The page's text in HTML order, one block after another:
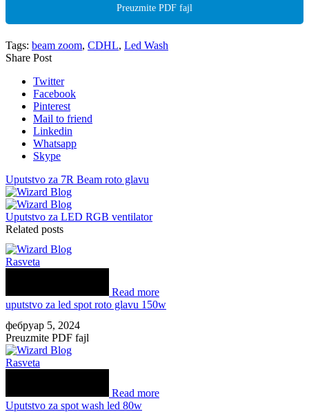
Preuzmite PDF fajl
Tags: beam zoom, CDHL, Led Wash
Share Post
Twitter
Facebook
Pinterest
Mail to friend
Linkedin
Whatsapp
Skype
Uputstvo za 7R Beam roto glavu
Uputstvo za LED RGB ventilator
Related posts
Rasveta
Read more
uputstvo za led spot roto glavu 150w
фебруар 5, 2024
Preuzmite PDF fajl
Rasveta
Read more
Uputstvo za spot wash led 80w